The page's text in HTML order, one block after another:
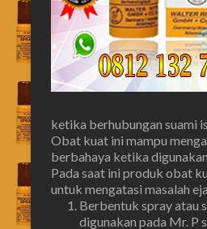
ketika berhubungan suami
Obat kuat ini mampu
berbahaya ketika
Pada saat ini produk obat
untuk mengatasi masalah
Berbentuk spray atau
digunakan pada Mr. P